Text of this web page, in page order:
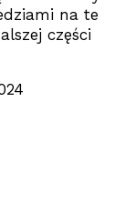
na te
części